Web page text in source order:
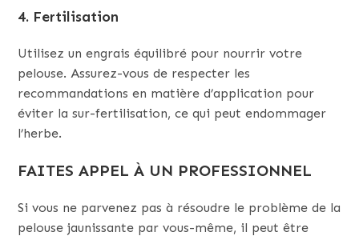
4. Fertilisation
Utilisez un engrais équilibré pour nourrir votre
pelouse. Assurez-vous de respecter les
recommandations en matière d’application pour
éviter la sur-fertilisation, ce qui peut endommager
l’herbe.
FAITES APPEL À UN PROFESSIONNEL
Si vous ne parvenez pas à résoudre le problème de la
pelouse jaunissante par vous-même, il peut être